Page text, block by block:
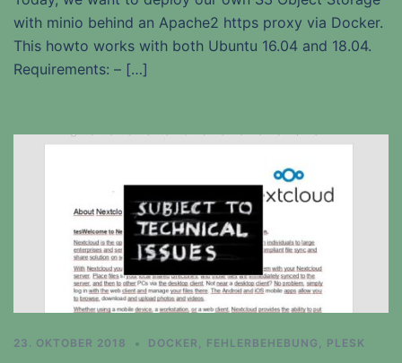
with minio behind an Apache2 https proxy via Docker.
This howto works with both Ubuntu 16.04 and 18.04.
Requirements: – […]
23. OKTOBER 2018 DOCKER FEHLERBEHEBUNG PLESK